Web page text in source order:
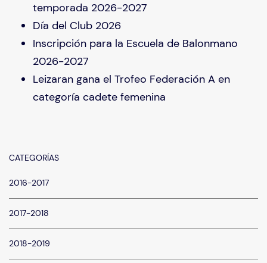
temporada 2026-2027
Día del Club 2026
Inscripción para la Escuela de Balonmano
2026-2027
Leizaran gana el Trofeo Federación A en
categoría cadete femenina
CATEGORÍAS
2016-2017
2017-2018
2018-2019